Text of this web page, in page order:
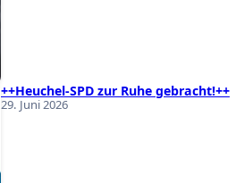
++Heuchel-SPD zur Ruhe gebracht!++
29. Juni 2026